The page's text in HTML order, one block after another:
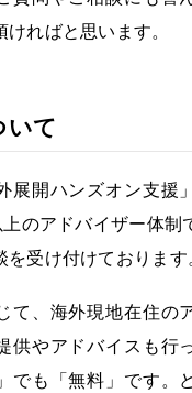
ればと思います。
いて
展開ハンズオン支援
のアドバイザー体制
受け付けております
て、海外現地在住の
供やアドバイスも行
でも「無料」です。